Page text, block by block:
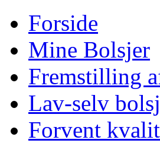
Forside
Mine Bolsjer
Fremstilling
Lav-selv
Forvent